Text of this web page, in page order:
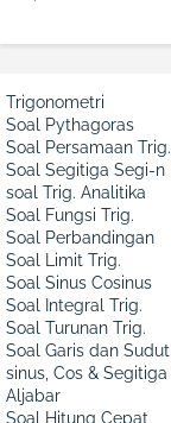
Trigonometri
Soal Pythagoras
Soal Persamaan Trig.
Soal Segitiga Segi-n
soal Trig. Analitika
Soal Fungsi Trig.
Soal Perbandingan
Soal Limit Trig.
Soal Sinus Cosinus
Soal Integral Trig.
Soal Turunan Trig.
Soal Garis dan Sudut
sinus, Cos & Segitiga
Aljabar
Soal Hitung Cepat